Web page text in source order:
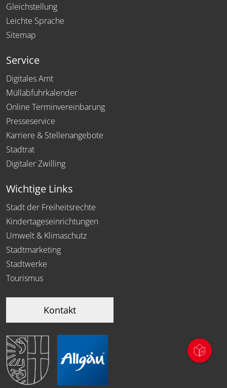
Gleichstellung
Leichte Sprache
Sitemap
Service
Digitales Amt
Müllabfuhrkalender
Online Terminvereinbarung
Presseservice
Karriere & Stellenangebote
Stadtrat
Digitaler Zwilling
Wichtige Links
Stadt der Freiheitsrechte
Kindertageseinrichtungen
Umwelt & Klimaschutz
Stadtmarketing
Stadtwerke
Tourismus
Kontakt